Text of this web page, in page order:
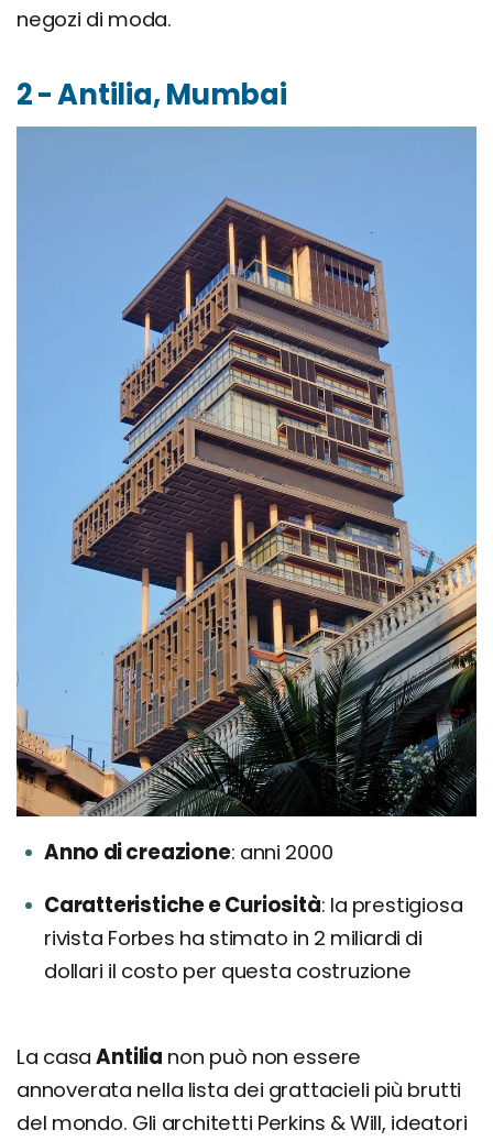
negozi di moda.
2 - Antilia, Mumbai
Anno di creazione anni 2000
Caratteristiche e Curiosità la prestigiosa
rivista Forbes ha stimato in 2 miliardi di
dollari il costo per questa costruzione
La casaAntilia non può non essere
annoverata nella lista dei grattacieli più brutti
del mondo. Gli architetti Perkins & Will, ideatori